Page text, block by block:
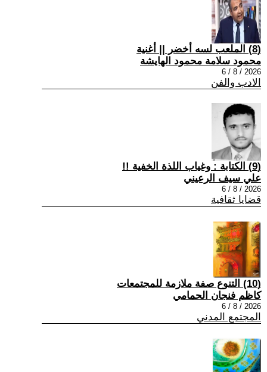
(8) الملعب لسه أخضر || أغنية
محمود سلامة محمود الهايشة
2026 / 8 / 6
الادب والفن
(9) الكتابة : وغياب اللذة الخفية !!
علي سيف الرعيني
2026 / 8 / 6
قضايا ثقافية
(10) التنوع صفة ملازمة للمجتمعات
كاظم فنجان الحمامي
2026 / 8 / 6
المجتمع المدني